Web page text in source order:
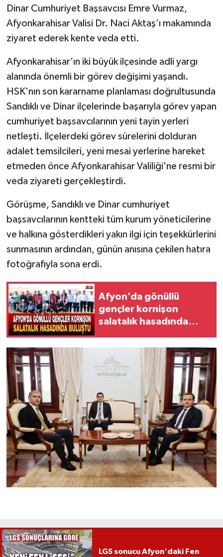
Dinar Cumhuriyet Başsavcısı Emre Vurmaz,
Afyonkarahisar Valisi Dr. Naci Aktaş’ı makamında
ziyaret ederek kente veda etti.
Afyonkarahisar’ın iki büyük ilçesinde adli yargı
alanında önemli bir görev değişimi yaşandı.
HSK'nın son kararname planlaması doğrultusunda
Sandıklı ve Dinar ilçelerinde başarıyla görev yapan
cumhuriyet başsavcılarının yeni tayin yerleri
netleşti. İlçelerdeki görev sürelerini dolduran
adalet temsilcileri, yeni mesai yerlerine hareket
etmeden önce Afyonkarahisar Valiliği'ne resmi bir
veda ziyareti gerçekleştirdi.
Görüşme, Sandıklı ve Dinar cumhuriyet
başsavcılarının kentteki tüm kurum yöneticilerine
ve halkına gösterdikleri yakın ilgi için teşekkürlerini
sunmasının ardından, günün anısına çekilen hatıra
fotoğrafıyla sona erdi.
Afyon’da gönüllü
gençler kornişon
salatalık hasadında
LGS sonucu Afyon'daki Fen